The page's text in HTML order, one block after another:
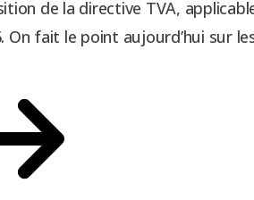
de la directive TVA,
On fait le point aujourd’hui sur